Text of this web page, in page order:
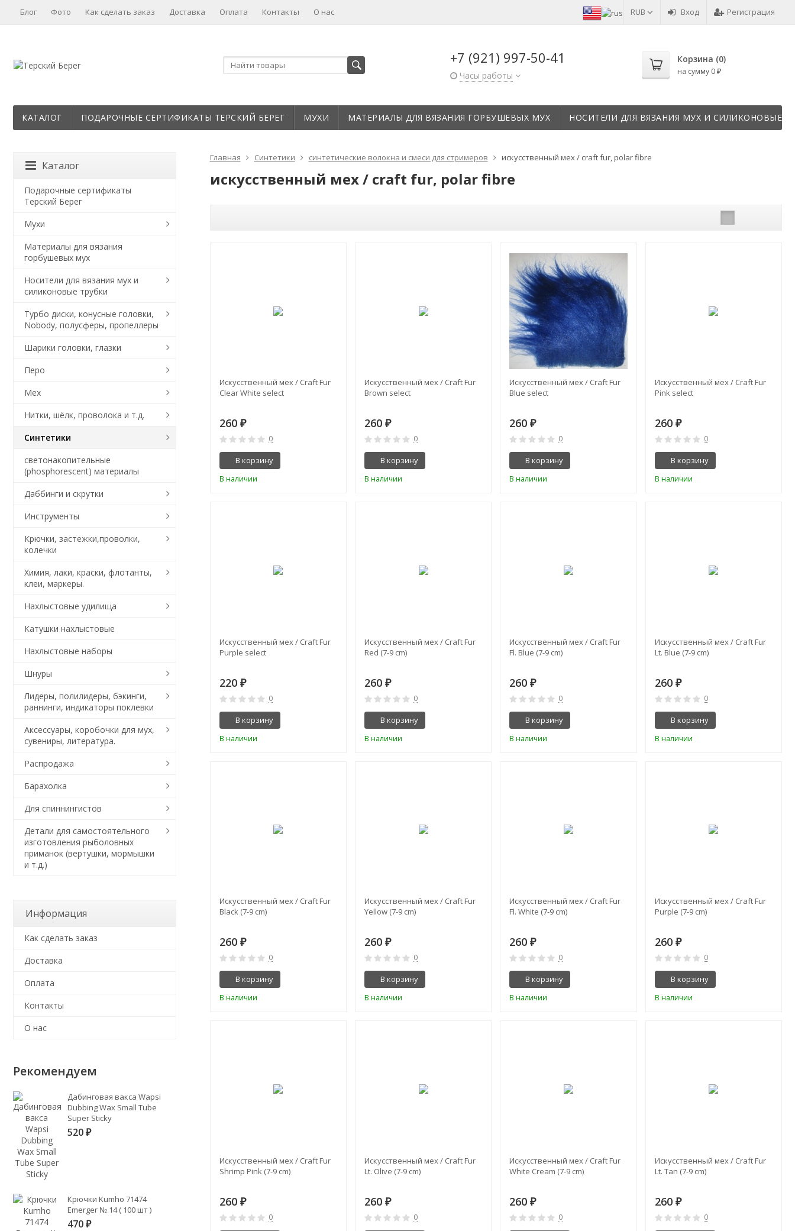
RUB Вход Регистрация
Блог Фото Как сделать заказ Доставка Оплата Контакты О нас
+7 (921) 997-50-41
Часы работы
Корзина (0)
на сумму 0 ₽
КАТАЛОГ ПОДАРОЧНЫЕ СЕРТИФИКАТЫ ТЕРСКИЙ БЕРЕГ МУХИ МАТЕРИАЛЫ ДЛЯ ВЯЗАНИЯ ГОРБУШЕВЫХ МУХ НОСИТЕЛИ ДЛЯ ВЯЗАНИЯ МУХ И СИЛИКОНОВЫЕ
Главная Синтетики синтетические волокна и смеси для стримеров искусственный мех / craft fur, polar fibre
искусственный мех / craft fur, polar fibre
Искусственный мех / Craft Fur
Clear White select
260 ₽
0
В корзину
В наличии
Искусственный мех / Craft Fur
Brown select
260 ₽
0
В корзину
В наличии
Искусственный мех / Craft Fur
Blue select
260₽
0
В корзину
В наличии
Искусственный мех / Craft Fur
Pink select
260 ₽
0
В корзину
В наличии
Искусственный мех / Craft Fur
Purple select
220 ₽
0
В корзину
В наличии
Искусственный мех / Craft Fur
Red (7-9 cm)
260 ₽
0
В корзину
В наличии
Искусственный мех / Craft Fur
Fl. Blue (7-9 cm)
260₽
0
В корзину
В наличии
Искусственный мех / Craft Fur
Lt. Blue (7-9 cm)
260 ₽
0
В корзину
В наличии
Искусственный мех / Craft Fur
Black (7-9 cm)
260 ₽
0
В корзину
В наличии
Искусственный мех / Craft Fur
Yellow (7-9 cm)
260 ₽
0
В корзину
В наличии
Искусственный мех / Craft Fur
Fl. White (7-9 cm)
260₽
0
В корзину
В наличии
Искусственный мех / Craft Fur
Purple (7-9 cm)
260 ₽
0
В корзину
В наличии
Искусственный мех / Craft Fur
Shrimp Pink (7-9 cm)
260 ₽
0
Искусственный мех / Craft Fur
Lt. Olive (7-9 cm)
260 ₽
0
Искусственный мех / Craft Fur
White Cream (7-9 cm)
260₽
0
Искусственный мех / Craft Fur
Lt. Tan (7-9 cm)
260 ₽
0
Каталог
Подарочные сертификаты
Терский Берег
Мухи
Материалы для вязания
горбушевых мух
Носители для вязания мух и
силиконовые трубки
Турбо диски, конусные головки,
Nobody, полусферы, пропеллеры
Шарики головки, глазки
Перо
Мех
Нитки, шёлк, проволока и т.д.
Синтетики
светонакопительные
(phosphorescent) материалы
Даббинги и скрутки
Инструменты
Крючки, застежки,проволки,
колечки
Химия, лаки, краски, флотанты,
клеи, маркеры.
Нахлыстовые удилища
Катушки нахлыстовые
Нахлыстовые наборы
Шнуры
Лидеры, полилидеры, бэкинги,
раннинги, индикаторы поклевки
Аксессуары, коробочки для мух,
сувениры, литература.
Распродажа
Барахолка
Для спиннингистов
Детали для самостоятельного
изготовления рыболовных
приманок (вертушки, мормышки
и т.д.)
Информация
Как сделать заказ
Доставка
Оплата
Контакты
О нас
Рекомендуем
Дабинговая вакса Wapsi
Dubbing Wax Small Tube
Super Sticky
520 ₽
Крючки Kumho 71474
Emerger № 14 ( 100 шт )
470 ₽